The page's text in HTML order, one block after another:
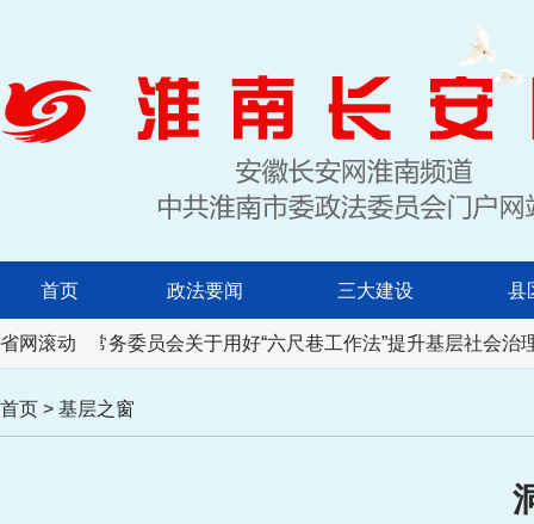
首页 政法要闻 三大建设 县
省网滚动
表大会常务委员会关于用好“六尺巷工作法”提升基层社会治理
首页 > 基层之窗